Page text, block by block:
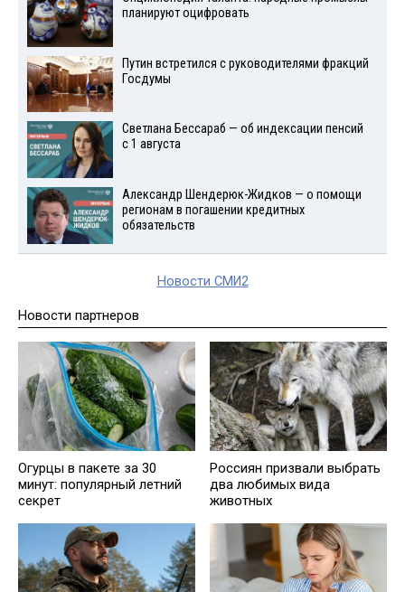
планируют оцифровать
Путин встретился с руководителями фракций
Госдумы
Светлана Бессараб — об индексации пенсий
с 1 августа
Александр Шендерюк-Жидков — о помощи
регионам в погашении кредитных
обязательств
Новости СМИ2
Новости партнеров
Огурцы в пакете за 30
минут: популярный летний
секрет
Россиян призвали выбрать
два любимых вида
животных